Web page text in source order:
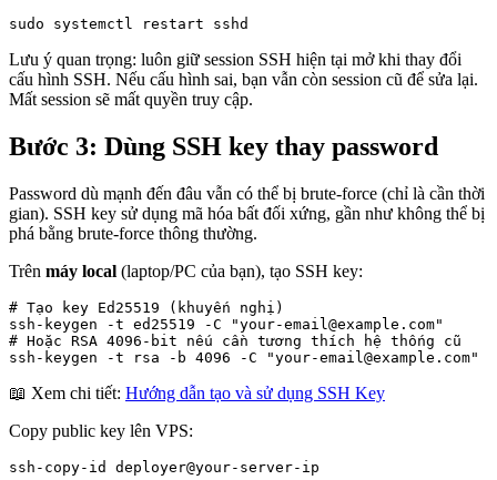
sudo systemctl restart sshd
Lưu ý quan trọng: luôn giữ session SSH hiện tại mở khi thay đổi
cấu hình SSH. Nếu cấu hình sai, bạn vẫn còn session cũ để sửa lại.
Mất session sẽ mất quyền truy cập.
Bước 3: Dùng SSH key thay password
Password dù mạnh đến đâu vẫn có thể bị brute-force (chỉ là cần thời
gian). SSH key sử dụng mã hóa bất đối xứng, gần như không thể bị
phá bằng brute-force thông thường.
Trên máy local (laptop/PC của bạn), tạo SSH key:
# Tạo key Ed25519 (khuyến nghị)
ssh-keygen -t ed25519 -C "your-email@example.com"
# Hoặc RSA 4096-bit nếu cần tương thích hệ thống cũ
ssh-keygen -t rsa -b 4096 -C "your-email@example.com"
📖 Xem chi tiết: Hướng dẫn tạo và sử dụng SSH Key
Copy public key lên VPS:
ssh-copy-id deployer@your-server-ip